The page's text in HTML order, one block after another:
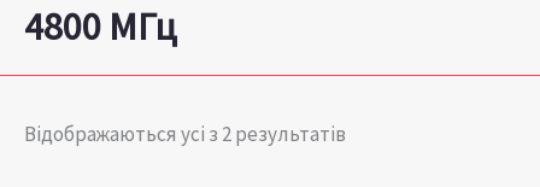
4800 МГц
Відображаються усі з 2 результатів